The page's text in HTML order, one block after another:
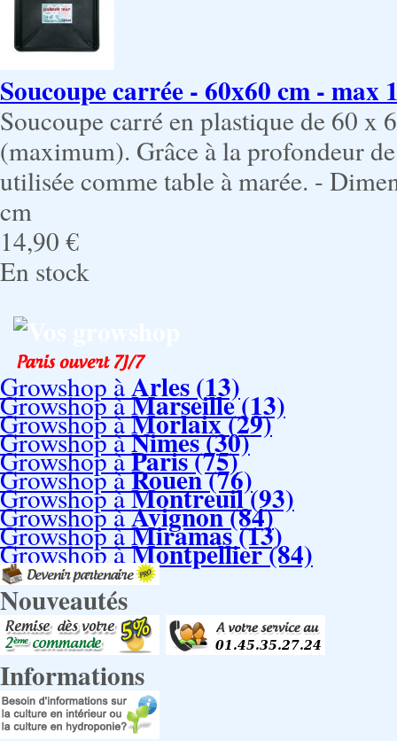
Soucoupe carrée - 60x60 cm - max
Soucoupe carré en plastique de 60
(maximum). Grâce à la profondeur
utilisée comme table à marée. -
cm
14,90 €
En stock
Growshop àArles (13)
Growshop àMarseille (13)
Growshop àMorlaix (29)
Growshop àNimes (30)
Growshop àParis (75)
Growshop àRouen (76)
Growshop àMontreuil (93)
Growshop àAvignon (84)
Growshop àMiramas (13)
Growshop àMontpellier (84)
Nouveautés
Informations